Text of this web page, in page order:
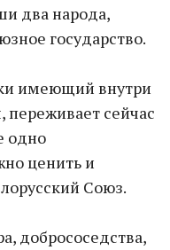
два народа,
государство.
имеющий внутри
переживает сейчас
одно
ценить и
Союз.
добрососедства,